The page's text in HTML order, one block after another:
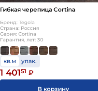
Гибкая черепица Cortina
Бренд: Tegola
Страна: Россия
Серия: Cortina
Гарантия, лет: 30
кв.м упак.
1 40151 ₽
В корзину